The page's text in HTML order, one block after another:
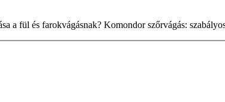
a fül és farokvágásnak? Komondor szőrvágás: